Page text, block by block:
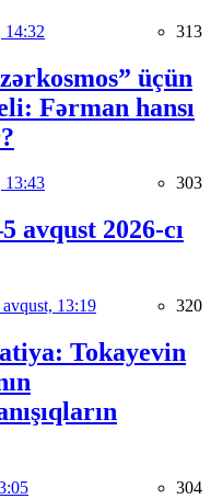
14:32 313
üçün
Fərman hansı
13:43 303
avqust 2026-cı
13:19 320
Tokayevin
304